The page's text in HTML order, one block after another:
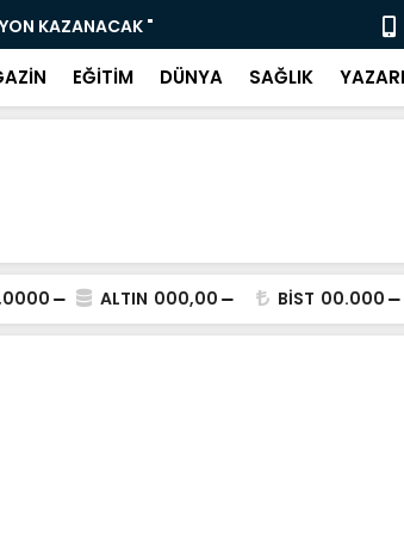
Yaz Sanat Kursları Çocukları ve
EĞİTİM DÜNYA SAĞLIK
ALTIN 000,00 BİST 00.000